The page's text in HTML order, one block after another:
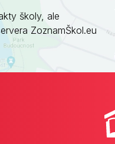
školy, ale
ZoznamŠkol.eu